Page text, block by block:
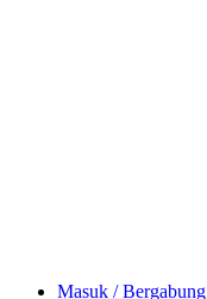
Masuk / Bergabung